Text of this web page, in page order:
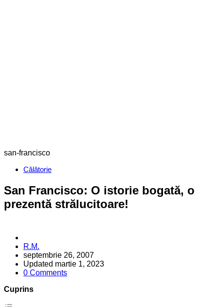
san-francisco
Categories
Călătorie
San Francisco: O istorie bogată, o
prezentă strălucitoare!
Posted
by
R.M.
septembrie 26, 2007
Updated martie 1, 2023
0 Comments
Cuprins